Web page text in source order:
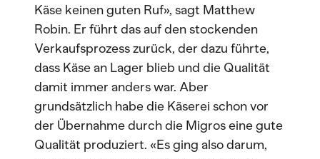
Käse keinen guten Ruf», sagt Matthew
Robin. Er führt das auf den stockenden
Verkaufsprozess zurück, der dazu führte,
dass Käse an Lager blieb und die Qualität
damit immer anders war. Aber
grundsätzlich habe die Käserei schon vor
der Übernahme durch die Migros eine gute
Qualität produziert. «Es ging also darum,